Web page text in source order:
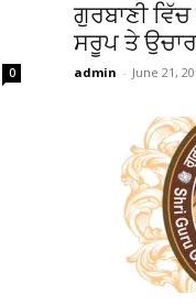
0
ਗੁਰਬਾਣੀ
ਸਰੂਪ ਤੇ
admin - June 21,